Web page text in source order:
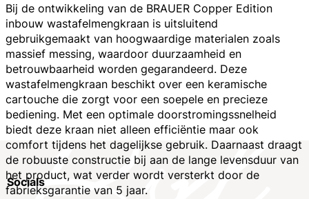
Bij de ontwikkeling van de BRAUER Copper Edition
inbouw wastafelmengkraan is uitsluitend
gebruikgemaakt van hoogwaardige materialen zoals
massief messing, waardoor duurzaamheid en
betrouwbaarheid worden gegarandeerd. Deze
wastafelmengkraan beschikt over een keramische
cartouche die zorgt voor een soepele en precieze
bediening. Met een optimale doorstromingssnelheid
biedt deze kraan niet alleen efficiëntie maar ook
comfort tijdens het dagelijkse gebruik. Daarnaast draagt
de robuuste constructie bij aan de lange levensduur van
het product, wat verder wordt versterkt door de
fabrieksgarantie van 5 jaar.
Socials